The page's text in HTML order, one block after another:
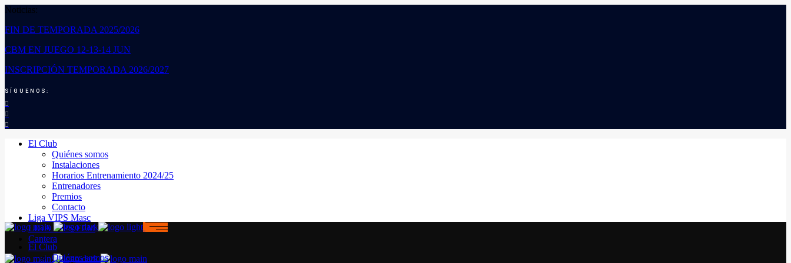
Noticias:
FIN DE TEMPORADA 2025/2026
CBM EN JUEGO 12-13-14 JUN
INSCRIPCIÓN TEMPORADA 2026/2027
SÍGUENOS:
El Club
Quiénes somos
Instalaciones
Horarios Entrenamiento 2024/25
Entrenadores
Premios
Contacto
Liga VIPS Masc
LIGA VIPS FEM
Cantera
El Club
Quiénes somos